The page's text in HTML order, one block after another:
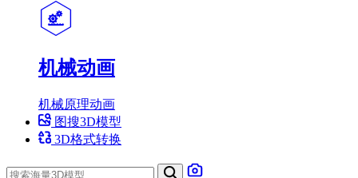
机械动画
机械原理动画
图搜3D模型
3D格式转换